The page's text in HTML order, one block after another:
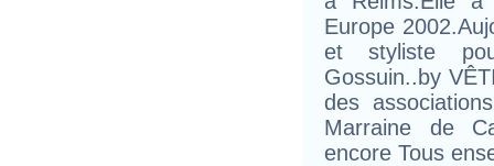
Europe
et styliste
Gossuin..by
des
Marraine de
encore Tous